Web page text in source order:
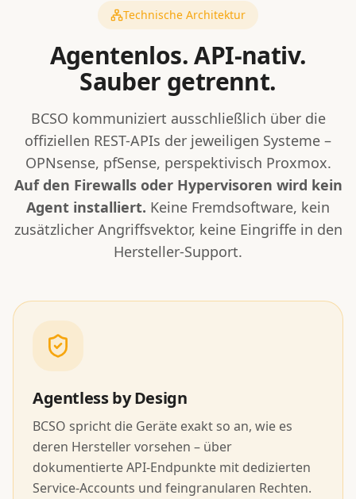
Technische Architektur
Agentenlos. API-nativ.
Sauber getrennt.
BCSO kommuniziert ausschließlich über die
offiziellen REST-APIs der jeweiligen Systeme –
OPNsense, pfSense, perspektivisch Proxmox.
Auf den Firewalls oder Hypervisoren wird kein
Agent installiert. Keine Fremdsoftware, kein
zusätzlicher Angriffsvektor, keine Eingriffe in den
Hersteller-Support.
Agentless by Design
BCSO spricht die Geräte exakt so an, wie es
deren Hersteller vorsehen – über
dokumentierte API-Endpunkte mit dedizierten
Service-Accounts und feingranularen Rechten.